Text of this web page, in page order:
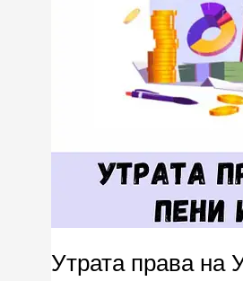
Утрата права на